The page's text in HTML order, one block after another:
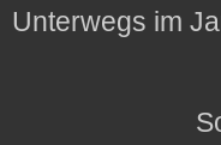
Unterwegs im